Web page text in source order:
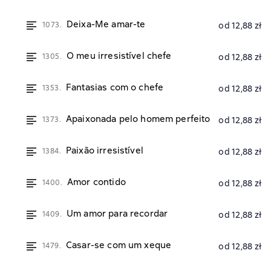
1073. Deixa-Me amar-te od 12,88 zł
1305. O meu irresistível chefe od 12,88 zł
1353. Fantasias com o chefe od 12,88 zł
1373. Apaixonada pelo homem perfeito od 12,88 zł
1384. Paixão irresistível od 12,88 zł
1400. Amor contido od 12,88 zł
1409. Um amor para recordar od 12,88 zł
1479. Casar-se com um xeque od 12,88 zł